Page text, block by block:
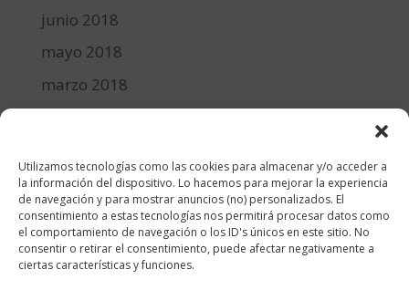
Utilizamos tecnologías como las cookies para almacenar y/o acceder a
la información del dispositivo. Lo hacemos para mejorar la experiencia
de navegación y para mostrar anuncios (no) personalizados. El
consentimiento a estas tecnologías nos permitirá procesar datos como
el comportamiento de navegación o los ID's únicos en este sitio. No
consentir o retirar el consentimiento, puede afectar negativamente a
ciertas características y funciones.
junio 2018
mayo 2018
marzo 2018
diciembre 2017
Categorías
cocina y recetas